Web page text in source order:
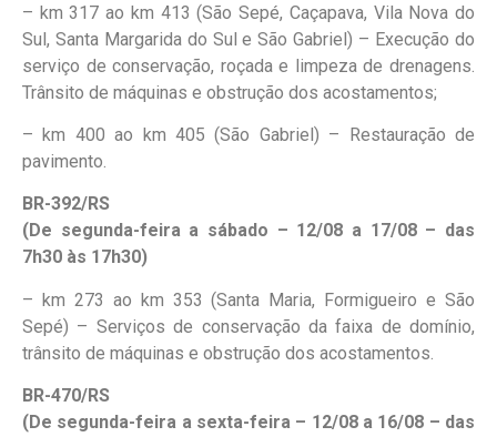
– km 317 ao km 413 (São Sepé, Caçapava, Vila Nova do
Sul, Santa Margarida do Sul e São Gabriel) – Execução do
serviço de conservação, roçada e limpeza de drenagens.
Trânsito de máquinas e obstrução dos acostamentos;
– km 400 ao km 405 (São Gabriel) – Restauração de
pavimento.
BR-392/RS
(De segunda-feira a sábado – 12/08 a 17/08 – das
7h30 às 17h30)
– km 273 ao km 353 (Santa Maria, Formigueiro e São
Sepé) – Serviços de conservação da faixa de domínio,
trânsito de máquinas e obstrução dos acostamentos.
BR-470/RS
(De segunda-feira a sexta-feira – 12/08 a 16/08 – das